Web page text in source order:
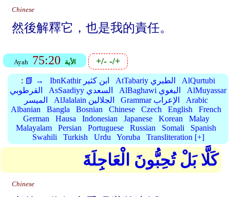
Chinese
然後解釋它，也是我的責任。
Ayah 75:20 الأية +/--/+
: 📗 → IbnKathir ابن كثير AtTabariy الطبري
AlQurtubi
القرطوبي
AsSaadiyy السعدي AlBaghawi البغوي
AlMuyassar
الميسر
AlJalalain الجلالين Grammar الإعراب
Arabic
Albanian
Bangla Bosnian Chinese Czech English
French
German
Hausa Indonesian Japanese Korean
Malay
Malayalam
Persian Portuguese Russian Somali
Spanish
Swahili
Turkish Urdu Yoruba Transliteration [+]
كَلَّا بَلْ تُحِبُّونَ الْعَاجِلَةَ
Chinese